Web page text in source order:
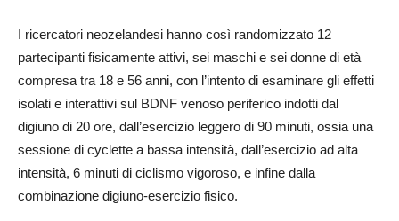
I ricercatori neozelandesi hanno così randomizzato 12
partecipanti fisicamente attivi, sei maschi e sei donne di età
compresa tra 18 e 56 anni, con l’intento di esaminare gli effetti
isolati e interattivi sul BDNF venoso periferico indotti dal
digiuno di 20 ore, dall’esercizio leggero di 90 minuti, ossia una
sessione di cyclette a bassa intensità, dall’esercizio ad alta
intensità, 6 minuti di ciclismo vigoroso, e infine dalla
combinazione digiuno-esercizio fisico.